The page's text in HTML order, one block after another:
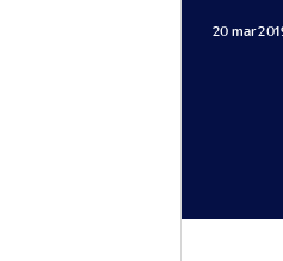
20 mar